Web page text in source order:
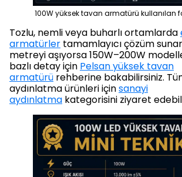
100W yüksek tavan armatürü
Tozlu, nemli veya buharlı ortamlarda
armatürler tamamlayıcı çözüm
metreyi aşıyorsa 150W–200W
bazlı detay için Pelsan yüksek tavan
armatürü rehberine bakabilirsiniz.
aydınlatma ürünleri içinsanayi
aydınlatma kategorisini ziyaret